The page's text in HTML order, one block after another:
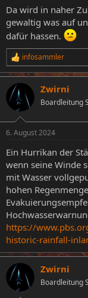
:
Da wird in naher
gewaltig was auf
dafür hassen.
R
e
a
k
t
i
e
:
infosammler
Zwirni
Boardleitung
6. August 2024
Ein Hurrikan der
wenn seine Winde
mit Wasser
hohen
https://
historic-rainfall-
Zwirni
Boardleitung